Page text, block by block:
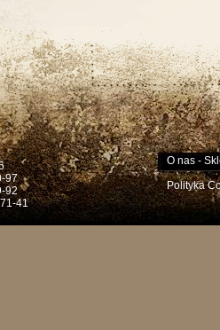
97
92
41
O nas-
Polityka